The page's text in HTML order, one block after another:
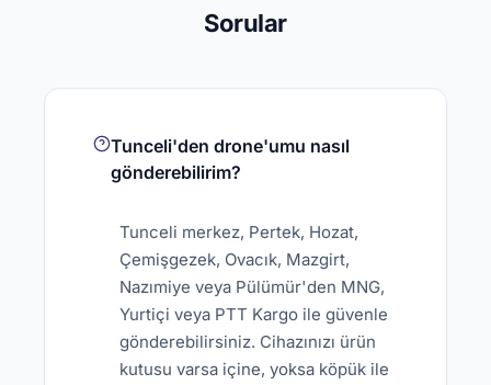
Sorular
Tunceli'den drone'umu nasıl
gönderebilirim?
Tunceli merkez, Pertek, Hozat,
Çemişgezek, Ovacık, Mazgirt,
Nazımiye veya Pülümür'den MNG,
Yurtiçi veya PTT Kargo ile güvenle
gönderebilirsiniz. Cihazınızı ürün
kutusu varsa içine, yoksa köpük ile